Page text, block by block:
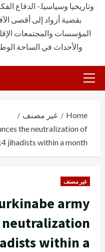
وتاريخيا وسياسيا.- الدفاع
بقضية أزواد إلى أقصى
المؤسسات والمجتمعات
والأحداث في الساحة
Primary
Home
غير مصنف
the neutralization of
jihadists within a month.
غير مصنف
army
neutralization
within a